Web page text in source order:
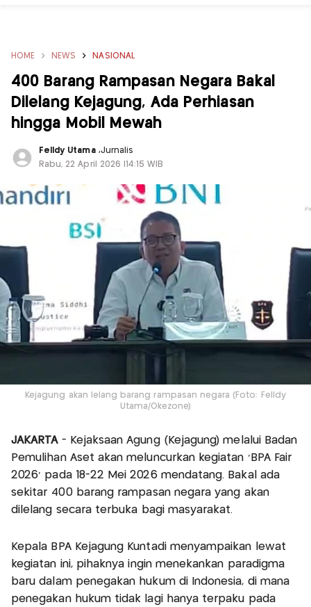
HOME NEWS NASIONAL
400 Barang Rampasan Negara Bakal
Dilelang Kejagung, Ada Perhiasan
hingga Mobil Mewah
Felldy Utama ,Jurnalis
Rabu, 22 April 2026 |14:15 WIB
Kejagung akan lelang barang rampasan negara (Foto: Felldy
Utama/Okezone)
JAKARTA- Kejaksaan Agung (Kejagung) melalui Badan
Pemulihan Aset akan meluncurkan kegiatan 'BPA Fair
2026' pada 18-22 Mei 2026 mendatang. Bakal ada
sekitar 400 barang rampasan negara yang akan
dilelang secara terbuka bagi masyarakat.
Kepala BPA Kejagung Kuntadi menyampaikan lewat
kegiatan ini, pihaknya ingin menekankan paradigma
baru dalam penegakan hukum di Indonesia, di mana
penegakan hukum tidak lagi hanya terpaku pada